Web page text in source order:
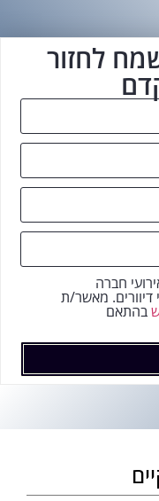
לחזור
חברה
דיוורים. מאשר/ת
בהתאם